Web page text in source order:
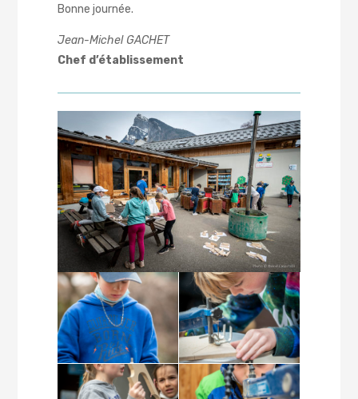
Bonne journée.
Jean-Michel GACHET
Chef d’établissement